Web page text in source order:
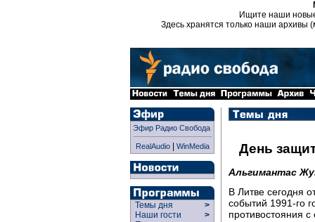
Ищите наши
Здесь хранятся только наши архивы
Эфир Радио Свобода
RealAudio| WinMedia
Темы дня
>
Наши гости
>
День
Альгимантас
В Литве сегодня
событий 1991-го
противостояния